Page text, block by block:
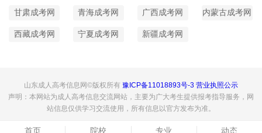
甘肃成考网 青海成考网 广西成考网 内蒙古成考网
西藏成考网 宁夏成考网 新疆成考网
首页 院校 专业 动态
山东成人高考信息网©版权所有 豫ICP备11018893号-3 营业执照公示
声明：本网站为成人高考信息交流网站，主要为广大考生提供报考指导服务，网
站信息仅供学习交流使用，所有信息以官方发布为准。